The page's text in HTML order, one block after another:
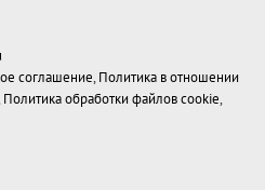
соглашение, Политика в отношении
Политика обработки файлов cookie,